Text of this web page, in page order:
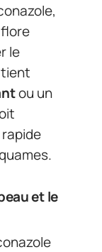
flore
le
ou un
et le